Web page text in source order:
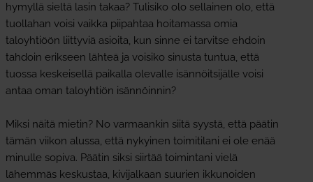
hymyllä sieltä lasin takaa? Tulisiko olo sellainen olo, että
tuollahan voisi vaikka piipahtaa hoitamassa omia
taloyhtiöön liittyviä asioita, kun sinne ei tarvitse ehdoin
tahdoin erikseen lähteä ja voisiko sinusta tuntua, että
tuossa keskeisellä paikalla olevalle isännöitsijälle voisi
antaa oman taloyhtiön isännöinnin?
Miksi näitä mietin? No varmaankin siitä syystä, että päätin
tämän viikon alussa, että nykyinen toimitilani ei ole enää
minulle sopiva. Päätin siksi siirtää toimintani vielä
lähemmäs keskustaa, kivijalkaan suurien ikkunoiden